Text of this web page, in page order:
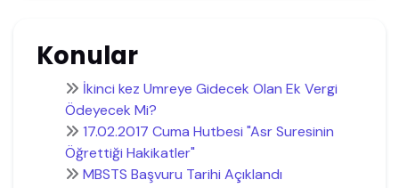
Konular
İkinci kez Umreye Gidecek Olan Ek Vergi
Ödeyecek Mi?
17.02.2017 Cuma Hutbesi "Asr Suresinin
Öğrettiği Hakikatler"
MBSTS Başvuru Tarihi Açıklandı